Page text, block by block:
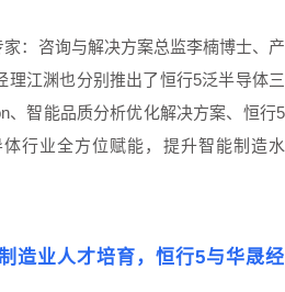
：咨询与解决方案总监李楠博士、产
理江渊也分别推出了恒行5泛半导体三
智能品质分析优化解决方案、恒行5
行业全方位赋能，提升智能制造水
造业人才培育，恒行5与华晟经